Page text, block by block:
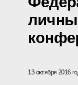
13 октября 2016